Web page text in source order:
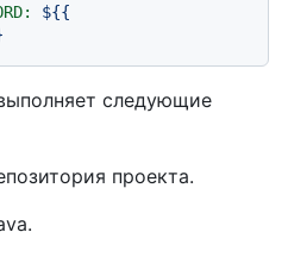
${{
следующие
проекта.